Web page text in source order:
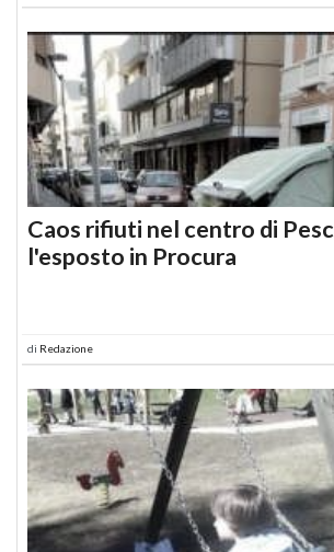
Caos rifiuti nel centro di
l'esposto in Procura
di Redazione